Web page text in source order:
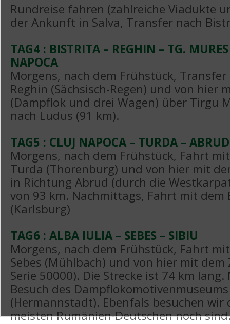
Rundreise fahren (zahlreiche Viadukte
der Ankunft in Salva, Transfer nach
TAG4 : BISTRITA – REGHIN – TG.
NAPOCA
Morgens, nach dem Frühstück,
Reghin (Sächsisch-Regen) und von hier
(Dampflok und drei Wagen) über Tirgu
nach Ludus (91 km).
TAG5 : CLUJ NAPOCA – TURDA –
Morgens, nach dem Frühstück, Fahrt
Turda (Thorenburg) und von hier mit
in Richtung Abrud (durch die
von 93 km. Nachmittags, Fahrt mit dem
(Karlsburg)
TAG6 : ALBA IULIA – SEBES – SIBIU
Morgens, nach dem Frühstück, Fahrt
Sebes (Mühlbach) und von hier mit
Serie 50000). Die Strecke ist 74 km
Besuch des
(Hermannstadt). Ebenfals besuchen
meisten Rumänien-Deutschen noch